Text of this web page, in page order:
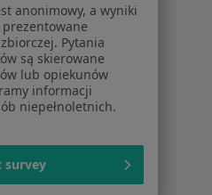
anonimowy, a wyniki
Pytania
są skierowane
lub opiekunów
informacji
niepełnoletnich.
survey